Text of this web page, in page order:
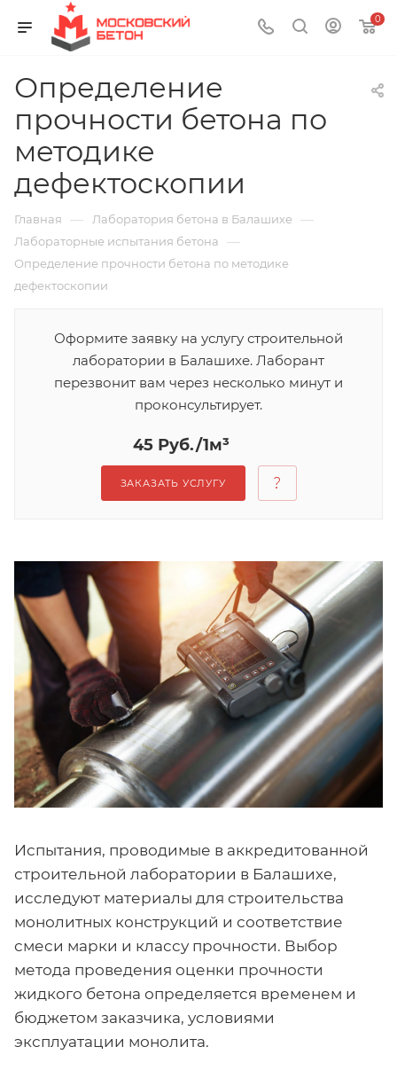
0
Определение
прочности бетона по
методике
дефектоскопии
Главная — Лаборатория бетона в Балашихе —
Лабораторные испытания бетона —
Определение прочности бетона по методике
дефектоскопии
Оформите заявку на услугу строительной
лаборатории в Балашихе. Лаборант
перезвонит вам через несколько минут и
проконсультирует.
45 Руб./1м³
ЗАКАЗАТЬ УСЛУГУ
Испытания, проводимые в аккредитованной
строительной лаборатории в Балашихе,
исследуют материалы для строительства
монолитных конструкций и соответствие
смеси марки и классу прочности. Выбор
метода проведения оценки прочности
жидкого бетона определяется временем и
бюджетом заказчика, условиями
эксплуатации монолита.